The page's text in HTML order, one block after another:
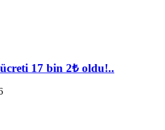
ücreti 17 bin 2₺ oldu!..